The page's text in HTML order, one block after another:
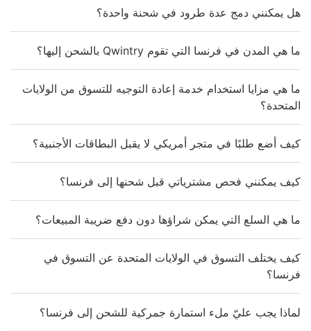
هل يمكنني دمج عدة طرود في شحنة واحدة؟
ما هي المدن في فرنسا التي تقوم Qwintry بالشحن إليها؟
ما هي مزايا استخدام خدمة إعادة التوجيه للتسوق من الولايات
المتحدة؟
كيف أضع طلبًا في متجر أمريكي لا يقبل البطاقات الأجنبية؟
كيف يمكنني فحص مشترياتي قبل شحنها إلى فرنسا؟
ما هي السلع التي يمكن شراؤها دون دفع ضريبة المبيعات؟
كيف يختلف التسوق في الولايات المتحدة عن التسوق في
فرنسا؟
لماذا يجب عليّ ملء استمارة جمركية للشحن إلى فرنسا؟